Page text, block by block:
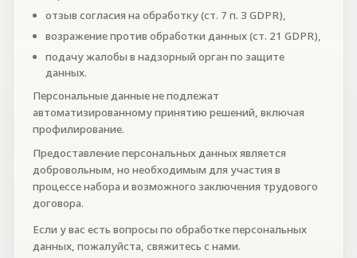
отзыв согласия на обработку (ст. 7 п. 3 GDPR),
возражение против обработки данных (ст. 21 GDPR),
подачу жалобы в надзорный орган по защите
данных.
Персональные данные не подлежат
автоматизированному принятию решений, включая
профилирование.
Предоставление персональных данных является
добровольным, но необходимым для участия в
процессе набора и возможного заключения трудового
договора.
Если у вас есть вопросы по обработке персональных
данных, пожалуйста, свяжитесь с нами.